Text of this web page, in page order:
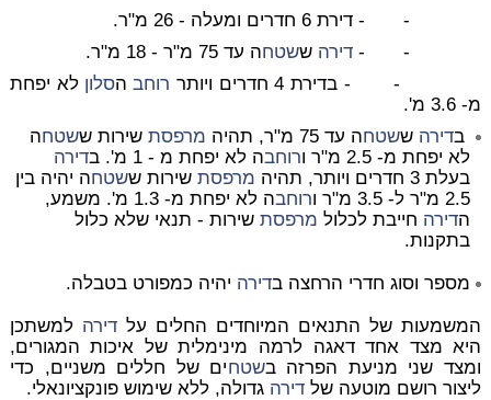
- - דירת 6 חדרים ומעלה - 26 מ"ר.
- - דירה ששטחה עד 75 מ"ר - 18 מ"ר.
- - בדירת 4 חדרים ויותר
רוחבהסלון לא יפחת
מ- 3.6 מ'.
בדירה ששטחה עד 75 מ"ר, תהיה מרפסתשירות ששטחה
לא יפחת מ- 2.5 מ"ר ו
רוחבה לא יפחת מ - 1 מ'. ב
דירה
בעלת 3 חדרים ויותר, תהיה
מרפסתשירות ששטחה יהיה בין
2.5 מ"ר ל- 3.5 מ"ר ו
רוחב
ה לא יפחת מ- 1.3 מ'. משמע,
הדירה חייבת לכלול מרפסתשירות - תנאי שלא כלול
בתקנות.
מספר וסוג חדרי הרחצה בדירה יהיה כמפורט בטבלה.
המשמעות של התנאים המיוחדים החלים עלדירה למשתכן
היא מצד אחד דאגה לרמה מינימלית של איכות המגורים,
ומצד שני מניעת הפרזה בשטחים של חללים משניים, כדי
ליצור רושם מוטעה של דירה גדולה, ללא שימוש פונקציונאלי.